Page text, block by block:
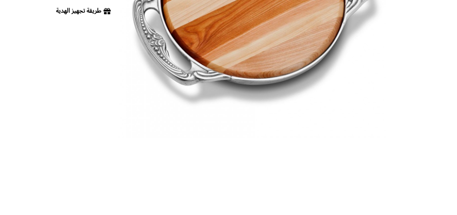
طريقة تجهيز الهدية